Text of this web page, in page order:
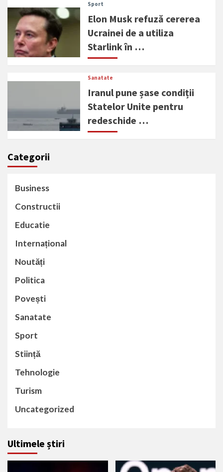
Sport
Elon Musk refuză cererea
Ucrainei de a utiliza
Starlink în …
Sanatate
Iranul pune șase condiții
Statelor Unite pentru
redeschide …
Categorii
Business
Constructii
Educatie
Internațional
Noutăți
Politica
Povești
Sanatate
Sport
Stiință
Tehnologie
Turism
Uncategorized
Ultimele știri